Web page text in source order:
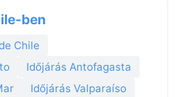
ben
Chile
Időjárás Antofagasta
Időjárás Valparaíso